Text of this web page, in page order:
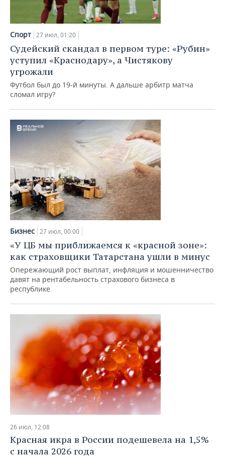
Спорт 27 июл, 01:20
Судейский скандал в первом туре: «Рубин»
уступил «Краснодару», а Чистякову
угрожали
Футбол был до 19-й минуты. А дальше арбитр матча
сломал игру?
Бизнес 27 июл, 00:00
«У ЦБ мы приближаемся к «красной зоне»:
как страховщики Татарстана ушли в минус
Опережающий рост выплат, инфляция и мошенничество
давят на рентабельность страхового бизнеса в
республике
26 июл, 12:08
Красная икра в России подешевела на 1,5%
с начала 2026 года